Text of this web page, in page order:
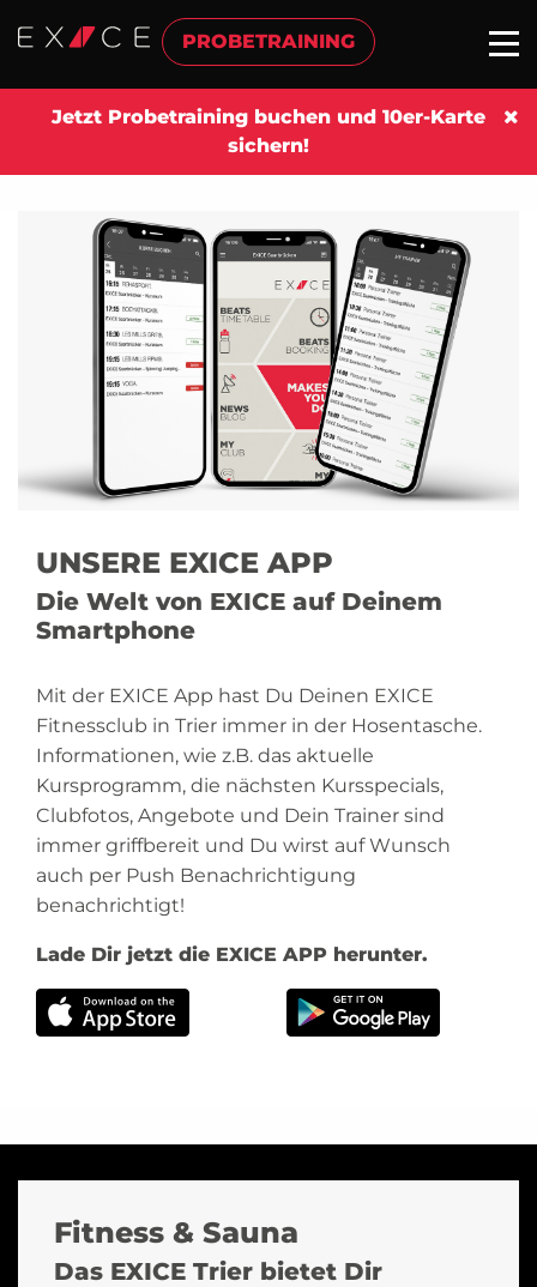
PROBETRAINING
Jetzt Probetraining buchen und 10er-Karte
sichern!
UNSERE EXICE APP
Die Welt von EXICE auf Deinem
Smartphone
Mit der EXICE App hast Du Deinen EXICE
Fitnessclub in Trier immer in der Hosentasche.
Informationen, wie z.B. das aktuelle
Kursprogramm, die nächsten Kursspecials,
Clubfotos, Angebote und Dein Trainer sind
immer griffbereit und Du wirst auf Wunsch
auch per Push Benachrichtigung
benachrichtigt!
Lade Dir jetzt die EXICE APP herunter.
Fitness & Sauna
Das EXICE Trier bietet Dir